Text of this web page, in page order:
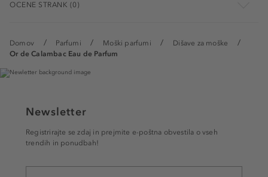
Domov Parfumi Moški parfumi
Dišave za moške
Or de Calambac Eau de Parfum
OCENE STRANK (0)
Newsletter
Registrirajte se zdaj in prejmite e-poštna obvestila o vseh
trendih in ponudbah!